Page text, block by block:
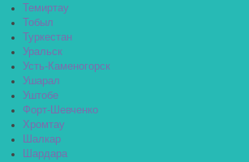
Темиртау
Тобыл
Туркестан
Уральск
Усть-Каменогорск
Ушарал
Уштобе
Форт-Шевченко
Хромтау
Шалкар
Шардара